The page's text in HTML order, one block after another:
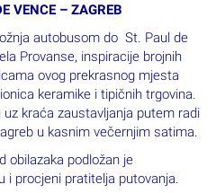
VENCE – ZAGREB
autobusom do St. Paul de
Provanse, inspiracije brojnih
ovog prekrasnog mjesta
keramike i tipičnih trgovina.
uz kraća zaustavljanja putem radi
u kasnim večernjim satima.
obilazaka podložan je
procjeni pratitelja putovanja.